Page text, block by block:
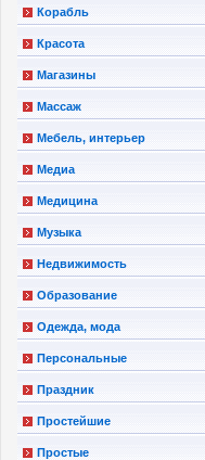
Корабль
Красота
Магазины
Массаж
Мебель, интерьер
Медиа
Медицина
Музыка
Недвижимость
Образование
Одежда, мода
Персональные
Праздник
Простейшие
Простые